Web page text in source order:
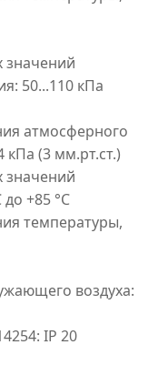
50...110 кПа
атмосферного
кПа (3 мм.рт.ст.)
+85 °С
температуры,
воздуха:
IP 20